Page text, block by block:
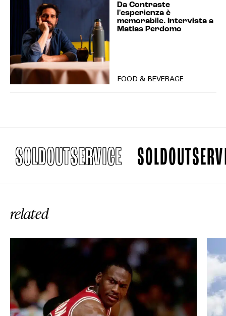
Da Contraste
l'esperienza è
memorabile. Intervista a
Matias Perdomo
FOOD & BEVERAGE
SOLDOUTSERVICE
related